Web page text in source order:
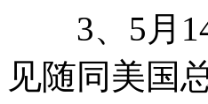
3、5月14
见随同美国